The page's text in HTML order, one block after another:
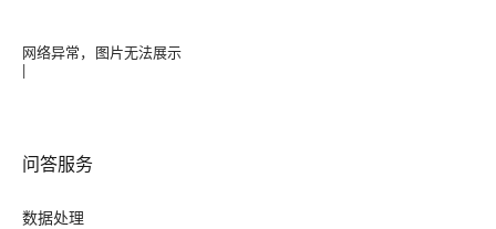
网络异常，图片无法展示
|
问答服务
数据处理